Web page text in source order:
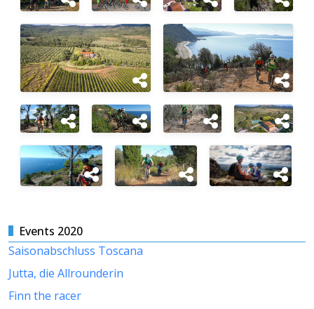
Events 2020
Saisonabschluss Toscana
Jutta, die Allrounderin
Finn the racer